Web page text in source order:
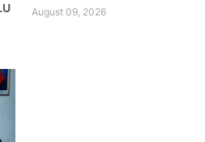
August 09, 2026